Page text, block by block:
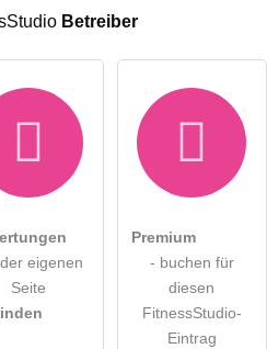
. Betreiber
eigenen
Seite
Premium
- buchen für
diesen
FitnessStudio-
Eintrag